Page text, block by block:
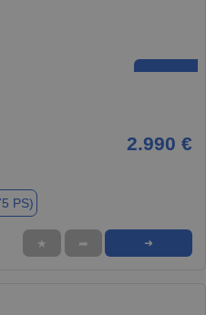
2.990 €
PS)
★ ➦ ➜